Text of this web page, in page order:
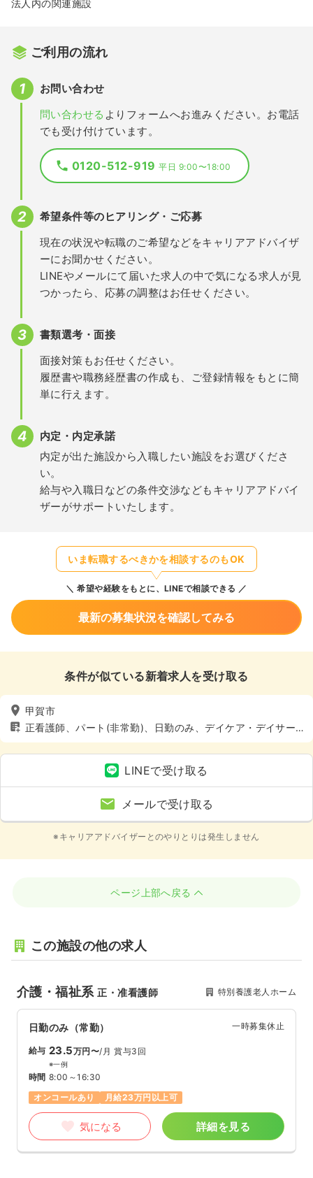
法人内の関連施設
ご利用の流れ
お問い合わせ
問い合わせる よりフォームへお進みください。お電話
でも受け付けています。
0120-512-919平日 9:00〜18:00
希望条件等のヒアリング・ご応募
現在の状況や転職のご希望などをキャリアアドバイザ
ーにお聞かせください。
LINEやメールにて届いた求人の中で気になる求人が見
つかったら、応募の調整はお任せください。
書類選考・面接
面接対策もお任せください。
履歴書や職務経歴書の作成も、ご登録情報をもとに簡
単に行えます。
内定・内定承諾
内定が出た施設から入職したい施設をお選びくださ
い。
給与や入職日などの条件交渉などもキャリアアドバイ
ザーがサポートいたします。
いま転職するべきかを相談するのもOK
希望や経験をもとに、LINEで相談できる
最新の募集状況を確認してみる
条件が似ている新着求人を受け取る
甲賀市
正看護師、パート(非常勤)、日勤のみ、デイケア・デイサー
ビス、介護・福祉系、4週8休以上
LINEで受け取る
メールで受け取る
※キャリアアドバイザーとのやりとりは発生しません
ページ上部へ戻る
この施設の他の求人
介護・福祉系正・准看護師 特別養護老人ホーム
日勤のみ（常勤） 一時募集休止
給与 23.5万円〜/月 賞与3回
※一例
時間 8:00～16:30
オンコールあり
月給23万円以上可
気になる 詳細を見る